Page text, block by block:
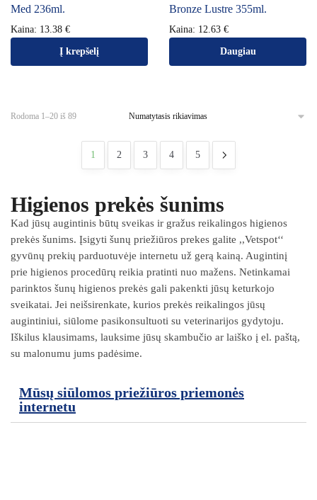
Med 236ml.
Kaina: 13.38 €
Į krepšelį
Bronze Lustre 355ml.
Kaina: 12.63 €
Daugiau
Rodoma 1–20 iš 89
1 2 3 4 5
Higienos prekės šunims
Kad jūsų augintinis būtų sveikas ir gražus reikalingos higienos
prekės šunims. Įsigyti šunų priežiūros prekes galite ,,Vetspot‘‘
gyvūnų prekių parduotuvėje internetu už gerą kainą. Augintinį
prie higienos procedūrų reikia pratinti nuo mažens. Netinkamai
parinktos šunų higienos prekės gali pakenkti jūsų keturkojo
sveikatai. Jei neišsirenkate, kurios prekės reikalingos jūsų
augintiniui, siūlome pasikonsultuoti su veterinarijos gydytoju.
Iškilus klausimams, lauksime jūsų skambučio ar laiško į el. paštą,
su malonumu jums padėsime.
Mūsų siūlomos priežiūros priemonės
internetu